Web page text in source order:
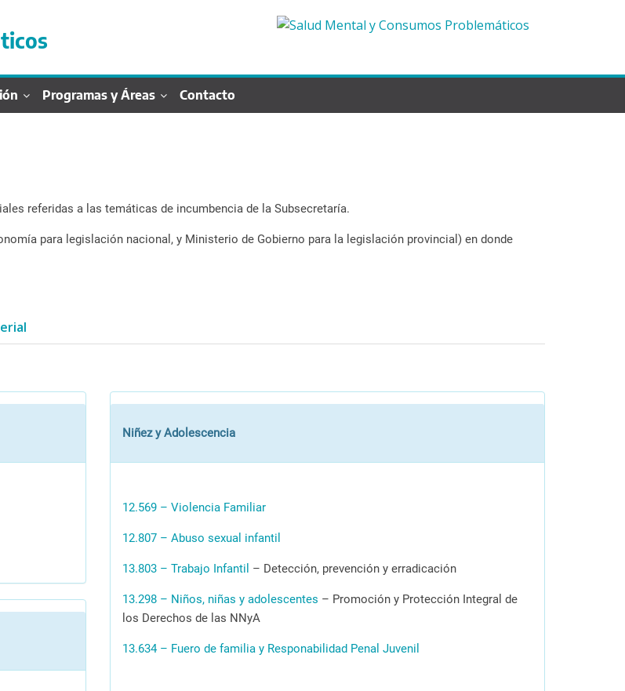
Programas y Áreas Contacto
referidas a las temáticas de incumbencia de la Subsecretaría.
para legislación nacional, y Ministerio de Gobierno para la legislación provincial) en donde
Niñez y Adolescencia
12.569 – Violencia Familiar
12.807 – Abuso sexual infantil
13.803 – Trabajo Infantil – Detección, prevención y erradicación
13.298 – Niños, niñas y adolescentes – Promoción y Protección Integral de
los Derechos de las NNyA
13.634 – Fuero de familia y Responabilidad Penal Juvenil